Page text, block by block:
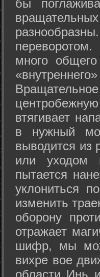
бы
много
втягивает
в нужный
выводится из
или уходом
пытается
уклониться
изменить
оборону
отражает
шифр, мы
вихре вое
области Инь